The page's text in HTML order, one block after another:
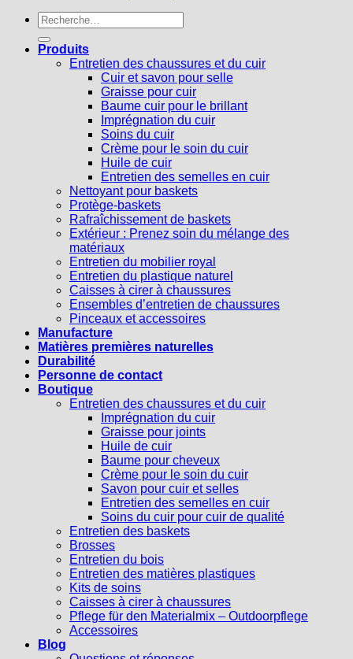
Recherche
pour :
Produits
Entretien des chaussures et du cuir
Cuir et savon pour selle
Graisse pour cuir
Baume cuir pour le brillant
Imprégnation du cuir
Soins du cuir
Crème pour le soin du cuir
Huile de cuir
Entretien des semelles en cuir
Nettoyant pour baskets
Protège-baskets
Rafraîchissement de baskets
Extérieur : Prenez soin du mélange des
matériaux
Entretien du mobilier royal
Entretien du plastique naturel
Caisses à cirer à chaussures
Ensembles d’entretien de chaussures
Pinceaux et accessoires
Manufacture
Matières premières naturelles
Durabilité
Personne de contact
Boutique
Entretien des chaussures et du cuir
Imprégnation du cuir
Graisse pour joints
Huile de cuir
Baume pour cheveux
Crème pour le soin du cuir
Savon pour cuir et selles
Entretien des semelles en cuir
Soins du cuir pour cuir de qualité
Entretien des baskets
Brosses
Entretien du bois
Entretien des matières plastiques
Kits de soins
Caisses à cirer à chaussures
Pflege für den Materialmix – Outdoorpflege
Accessoires
Blog